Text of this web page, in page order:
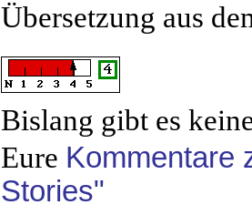
Übersetzung aus
Bislang gibt es
Eure Kommentare
Stories"